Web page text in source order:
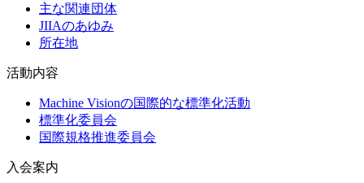
主な関連団体
JIIAのあゆみ
所在地
活動内容
Machine Visionの国際的な標準化活動
標準化委員会
国際規格推進委員会
入会案内